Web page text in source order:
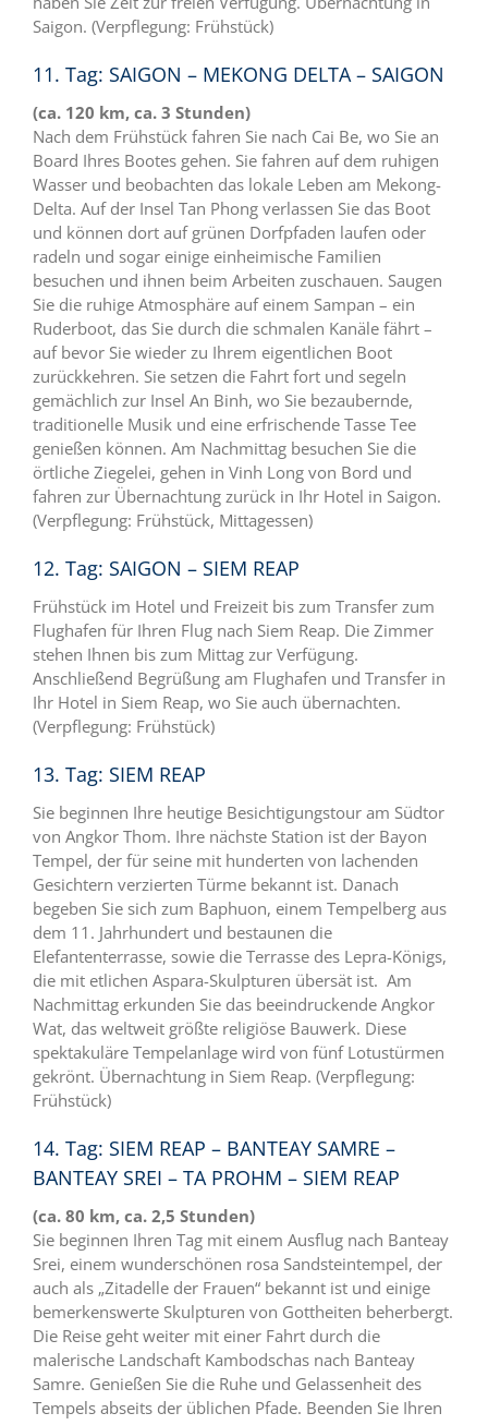
Saigon. (Verpflegung: Frühstück)
11. Tag: SAIGON – MEKONG DELTA – SAIGON
(ca. 120 km, ca. 3 Stunden)
Nach dem Frühstück fahren Sie nach Cai Be, wo Sie an
Board Ihres Bootes gehen. Sie fahren auf dem ruhigen
Wasser und beobachten das lokale Leben am Mekong-
Delta. Auf der Insel Tan Phong verlassen Sie das Boot
und können dort auf grünen Dorfpfaden laufen oder
radeln und sogar einige einheimische Familien
besuchen und ihnen beim Arbeiten zuschauen. Saugen
Sie die ruhige Atmosphäre auf einem Sampan – ein
Ruderboot, das Sie durch die schmalen Kanäle fährt –
auf bevor Sie wieder zu Ihrem eigentlichen Boot
zurückkehren. Sie setzen die Fahrt fort und segeln
gemächlich zur Insel An Binh, wo Sie bezaubernde,
traditionelle Musik und eine erfrischende Tasse Tee
genießen können. Am Nachmittag besuchen Sie die
örtliche Ziegelei, gehen in Vinh Long von Bord und
fahren zur Übernachtung zurück in Ihr Hotel in Saigon.
(Verpflegung: Frühstück, Mittagessen)
12. Tag: SAIGON – SIEM REAP
Frühstück im Hotel und Freizeit bis zum Transfer zum
Flughafen für Ihren Flug nach Siem Reap. Die Zimmer
stehen Ihnen bis zum Mittag zur Verfügung.
Anschließend Begrüßung am Flughafen und Transfer in
Ihr Hotel in Siem Reap, wo Sie auch übernachten.
(Verpflegung: Frühstück)
13. Tag: SIEM REAP
Sie beginnen Ihre heutige Besichtigungstour am Südtor
von Angkor Thom. Ihre nächste Station ist der Bayon
Tempel, der für seine mit hunderten von lachenden
Gesichtern verzierten Türme bekannt ist. Danach
begeben Sie sich zum Baphuon, einem Tempelberg aus
dem 11. Jahrhundert und bestaunen die
Elefantenterrasse, sowie die Terrasse des Lepra-Königs,
die mit etlichen Aspara-Skulpturen übersät ist. Am
Nachmittag erkunden Sie das beeindruckende Angkor
Wat, das weltweit größte religiöse Bauwerk. Diese
spektakuläre Tempelanlage wird von fünf Lotustürmen
gekrönt. Übernachtung in Siem Reap. (Verpflegung:
Frühstück)
14. Tag: SIEM REAP – BANTEAY SAMRE –
BANTEAY SREI – TA PROHM – SIEM REAP
(ca. 80 km, ca. 2,5 Stunden)
Sie beginnen Ihren Tag mit einem Ausflug nach Banteay
Srei, einem wunderschönen rosa Sandsteintempel, der
auch als „Zitadelle der Frauen“ bekannt ist und einige
bemerkenswerte Skulpturen von Gottheiten beherbergt.
Die Reise geht weiter mit einer Fahrt durch die
malerische Landschaft Kambodschas nach Banteay
Samre. Genießen Sie die Ruhe und Gelassenheit des
Tempels abseits der üblichen Pfade. Beenden Sie Ihren